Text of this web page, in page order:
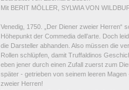
Mit BERIT MÖLLER, SYLWIA VON
Venedig, 1750. „Der Diener zweier Herren“
Höhepunkt der Commedia dell’arte. Doch
die Darsteller abhanden. Also müssen die
Rollen schlüpfen, damit Truffaldinos
eben jener durch einen Zufall zuerst zum
später - getrieben von seinem leeren
zweier Herren!